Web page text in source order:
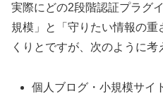
実際にどの2段階認証プラグ
規模」と「守りたい情報の
くりとですが、次のように考
個人ブログ・小規模サイ